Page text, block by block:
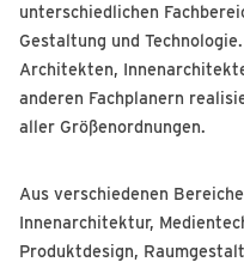
unterschiedlichen
Gestaltung und
Architekten,
anderen Fachplanern
aller Größenordnungen.
Aus verschiedenen
Innenarchitektur,
Produktdesign,